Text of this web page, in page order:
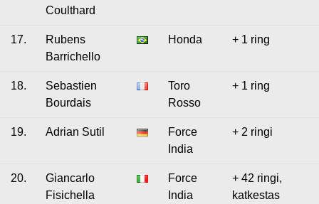
Coulthard
17.
Rubens
Barrichello
Honda + 1 ring
18.
Sebastien
Bourdais
Toro
Rosso
+ 1 ring
19. Adrian Sutil
Force
India
+ 2 ringi
20.
Giancarlo
Fisichella
Force
India
+ 42 ringi,
katkestas